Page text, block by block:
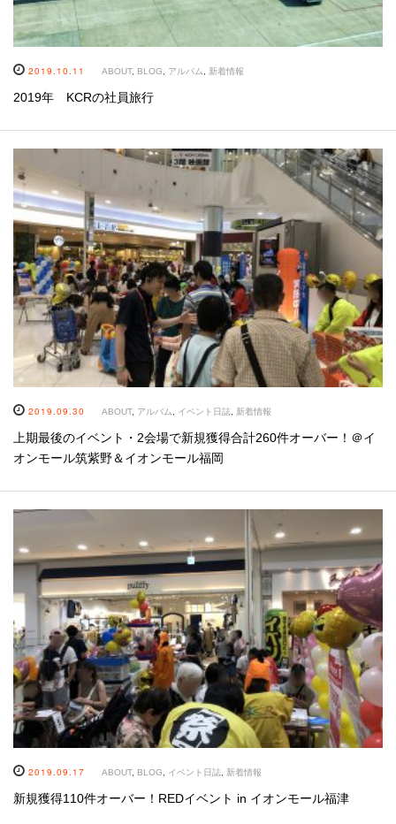
2019.10.11 ABOUT, BLOG, アルバム, 新着情報
2019年 KCRの社員旅行
2019.09.30 ABOUT, アルバム イベント日誌 新着情報
上期最後のイベント・2会場で新規獲得合計260件オーバー！＠イ
オンモール筑紫野＆イオンモール福岡
2019.09.17 ABOUT, BLOG イベント日誌 新着情報
新規獲得110件オーバー！REDイベント in イオンモール福津